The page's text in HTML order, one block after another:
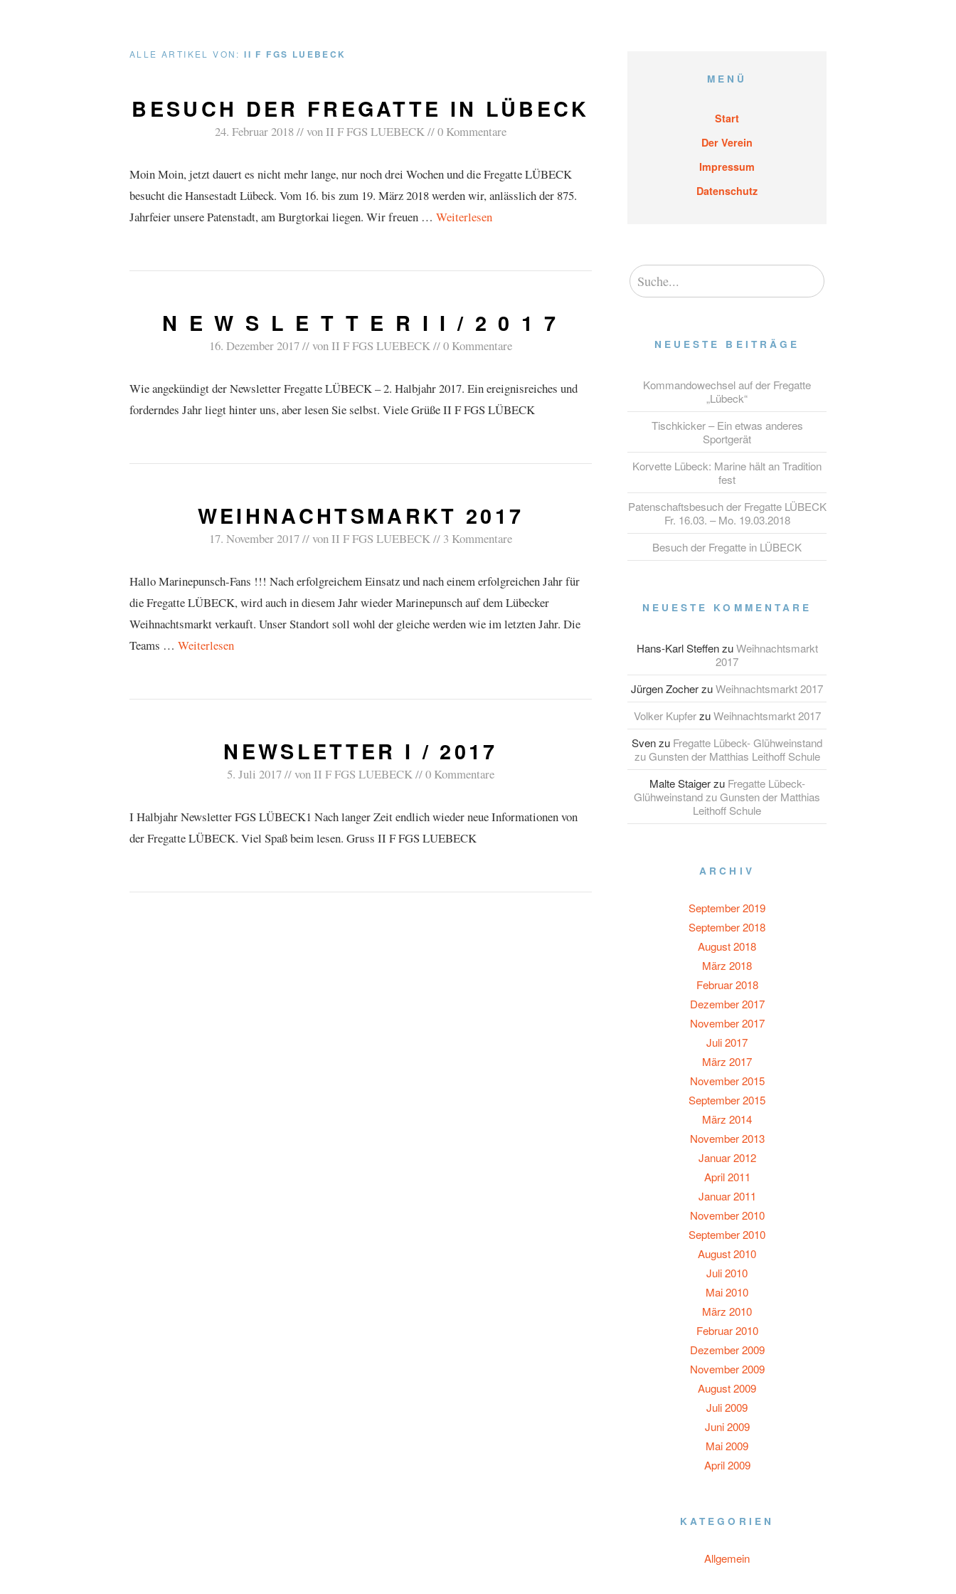
ALLE ARTIKEL VON:II F FGS LUEBECK
BESUCH DER FREGATTE IN LÜBECK
24. Februar 2018 vonII F FGS LUEBECK 0 Kommentare
Moin Moin, jetzt dauert es nicht mehr lange, nur noch drei Wochen und die Fregatte LÜBECK
besucht die Hansestadt Lübeck. Vom 16. bis zum 19. März 2018 werden wir, anlässlich der 875.
Jahrfeier unsere Patenstadt, am Burgtorkai liegen. Wir freuen … Weiterlesen
N E W S L E T T E R I I / 2 0 1 7
16. Dezember 2017 vonII F FGS LUEBECK 0 Kommentare
Wie angekündigt der Newsletter Fregatte LÜBECK – 2. Halbjahr 2017. Ein ereignisreiches und
forderndes Jahr liegt hinter uns, aber lesen Sie selbst. Viele Grüße II F FGS LÜBECK
WEIHNACHTSMARKT 2017
17. November 2017 vonII F FGS LUEBECK 3 Kommentare
Hallo Marinepunsch-Fans !!! Nach erfolgreichem Einsatz und nach einem erfolgreichen Jahr für
die Fregatte LÜBECK, wird auch in diesem Jahr wieder Marinepunsch auf dem Lübecker
Weihnachtsmarkt verkauft. Unser Standort soll wohl der gleiche werden wie im letzten Jahr. Die
Teams … Weiterlesen
NEWSLETTER I / 2017
5. Juli 2017 vonII F FGS LUEBECK 0 Kommentare
I Halbjahr Newsletter FGS LÜBECK1 Nach langer Zeit endlich wieder neue Informationen von
der Fregatte LÜBECK. Viel Spaß beim lesen. Gruss II F FGS LUEBECK
MENÜ
Start
Der Verein
Impressum
Datenschutz
NEUESTE BEITRÄGE
Kommandowechsel auf der Fregatte
„Lübeck“
Tischkicker – Ein etwas anderes
Sportgerät
Korvette Lübeck: Marine hält an Tradition
fest
Patenschaftsbesuch der Fregatte LÜBECK
Fr. 16.03. – Mo. 19.03.2018
Besuch der Fregatte in LÜBECK
NEUESTE KOMMENTARE
Hans-Karl SteffenzuWeihnachtsmarkt
2017
Jürgen ZocherzuWeihnachtsmarkt 2017
Volker KupferzuWeihnachtsmarkt 2017
Svenzu Fregatte Lübeck- Glühweinstand
zu Gunsten der Matthias Leithoff Schule
Malte Staigerzu Fregatte Lübeck-
Glühweinstand zu Gunsten der Matthias
Leithoff Schule
ARCHIV
September 2019
September 2018
August 2018
März 2018
Februar 2018
Dezember 2017
November 2017
Juli 2017
März 2017
November 2015
September 2015
März 2014
November 2013
Januar 2012
April 2011
Januar 2011
November 2010
September 2010
August 2010
Juli 2010
Mai 2010
März 2010
Februar 2010
Dezember 2009
November 2009
August 2009
Juli 2009
Juni 2009
Mai 2009
April 2009
KATEGORIEN
Allgemein